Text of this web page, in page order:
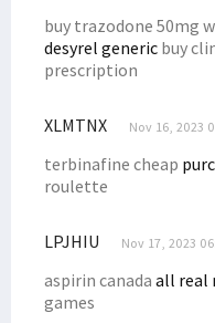
buy trazodone 50mg
desyrel generic buy
prescription
XLMTNX Nov 16, 2023
terbinafine cheap
roulette
LPJHIU Nov 17, 2023
aspirin canada all real
games